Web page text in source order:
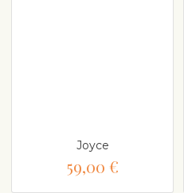
Joyce
59,00 €